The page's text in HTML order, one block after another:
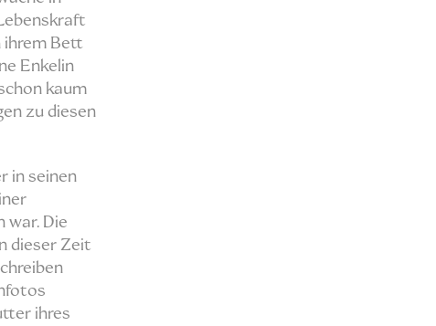
ihrem Bett
Enkelin
kaum
zu diesen
in seinen
Die
dieser Zeit
ihres